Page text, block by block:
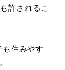
許されるこ
住みやす